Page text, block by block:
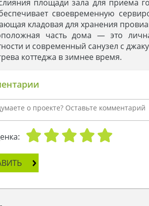
площади зала для приема
своевременную
кладовая для хранения
часть дома — это
и современный санузел с
коттеджа в зимнее время.